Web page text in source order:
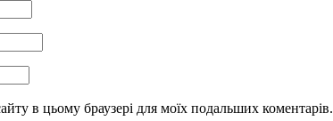
в цьому браузері для моїх подальших коментарів.